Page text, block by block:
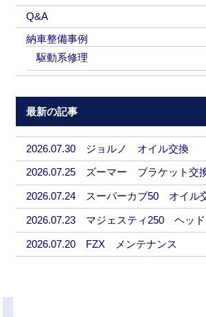
Q&A
納車整備事例
駆動系修理
最新の記事
2026.07.30 ジョルノ オイル交換
2026.07.25 ズーマー ブラケット交
2026.07.24 スーパーカブ50 オイル
2026.07.23 マジェスティ250 ヘッド
2026.07.20 FZX メンテナンス